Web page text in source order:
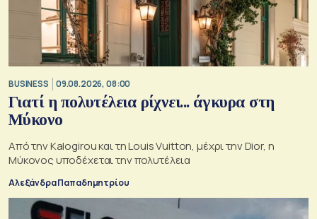
BUSINESS 09.08.2026, 08:00
Γιατί η πολυτέλεια ρίχνει... άγκυρα στη
Μύκονο
Από την Kalogirou και τη Louis Vuitton, μέχρι την Dior, η
Μύκονος υποδέχεται την πολυτέλεια
Αλεξάνδρα Παπαδημητρίου